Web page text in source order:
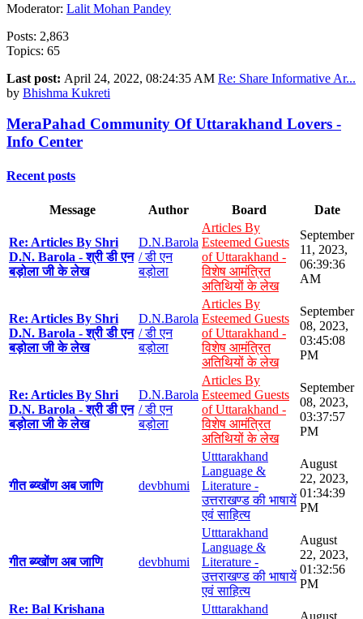
Moderator: Lalit Mohan Pandey
Posts: 2,863
Topics: 65
Last post: April 24, 2022, 08:24:35 AM Re: Share Informative Ar...
by Bhishma Kukreti
MeraPahad Community Of Uttarakhand Lovers -
Info Center
Recent posts
Message Author Board Date
Re: Articles By Shri
D.N. Barola - श्री डी एन
बड़ोला जी के लेख
D.N.Barola
/ डी एन
बड़ोला
Articles By
Esteemed Guests
of Uttarakhand -
विशेष आमंत्रित
अतिथियों के लेख
September
11, 2023,
06:39:36
AM
Re: Articles By Shri
D.N. Barola - श्री डी एन
बड़ोला जी के लेख
D.N.Barola
/ डी एन
बड़ोला
Articles By
Esteemed Guests
of Uttarakhand -
विशेष आमंत्रित
अतिथियों के लेख
September
08, 2023,
03:45:08
PM
Re: Articles By Shri
D.N. Barola - श्री डी एन
बड़ोला जी के लेख
D.N.Barola
/ डी एन
बड़ोला
Articles By
Esteemed Guests
of Uttarakhand -
विशेष आमंत्रित
अतिथियों के लेख
September
08, 2023,
03:37:57
PM
गीत ब्य्खोंण अब जाणि devbhumi
Utttarakhand
Language &
Literature -
उत्तराखण्ड की भाषायें
एवं साहित्य
August
22, 2023,
01:34:39
PM
गीत ब्य्खोंण अब जाणि devbhumi
Utttarakhand
Language &
Literature -
उत्तराखण्ड की भाषायें
एवं साहित्य
August
22, 2023,
01:32:56
PM
Re: Bal Krishana
Utttarakhand
August